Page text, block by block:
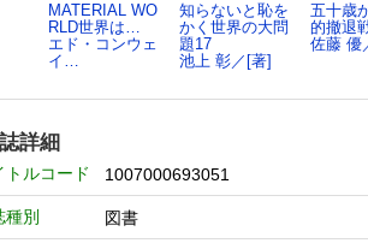
MATERIAL WO
RLD世界は…
エド・コンウェ
イ…
知らないと恥を
かく世界の大問
題17
池上 彰／[著]
五十歳
的撤退
佐藤 優
詳細
トルコード 1007000693051
種別 図書